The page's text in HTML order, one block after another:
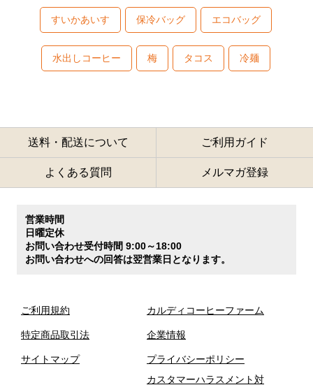
すいかあいす 保冷バッグ エコバッグ
水出しコーヒー 梅 タコス 冷麺
送料・配送について ご利用ガイド
よくある質問 メルマガ登録
営業時間
日曜定休
お問い合わせ受付時間 9:00～18:00
お問い合わせへの回答は翌営業日となります。
ご利用規約
特定商品取引法
サイトマップ
カルディコーヒーファーム
企業情報
プライバシーポリシー
カスタマーハラスメント対